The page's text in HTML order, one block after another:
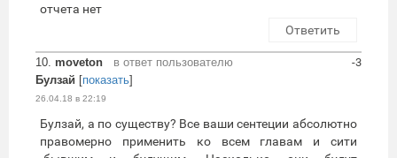
отчета нет
Ответить
10. moveton
в ответ пользователю
Булзай [показать]
26.04.18 в 22:19
-3
Булзай, а по существу? Все ваши сентеции абсолютно
правомерно применить ко всем главам и сити